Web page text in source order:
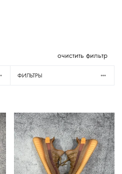
очистить фильтр
ФИЛЬТРЫ